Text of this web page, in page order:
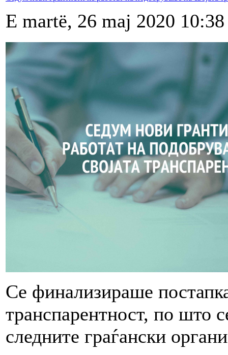
E martë, 26 maj 2020 10:38
Се финализираше
транспарентност, по што
следните граѓански